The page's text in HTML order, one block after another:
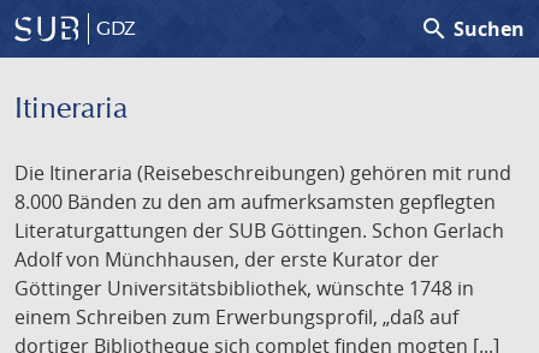
GDZ search Suchen
Itineraria
Die Itineraria (Reisebeschreibungen) gehören mit rund
8.000 Bänden zu den am aufmerksamsten gepflegten
Literaturgattungen der SUB Göttingen. Schon Gerlach
Adolf von Münchhausen, der erste Kurator der
Göttinger Universitätsbibliothek, wünschte 1748 in
einem Schreiben zum Erwerbungsprofil, „daß auf
dortiger Bibliotheque sich complet finden mogten [...]